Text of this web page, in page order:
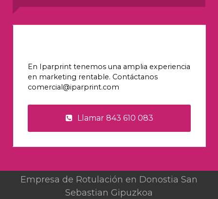
En Iparprint tenemos una amplia experiencia
en marketing rentable. Contáctanos
comercial@iparprint.com
Llamar 843 610 083
Empresa de Rotulación en Donostia San
Sebastian Gipuzkoa